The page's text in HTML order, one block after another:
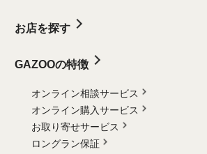
お店を探す
GAZOOの特徴
オンライン相談サービス
オンライン購入サービス
お取り寄せサービス
ロングラン保証